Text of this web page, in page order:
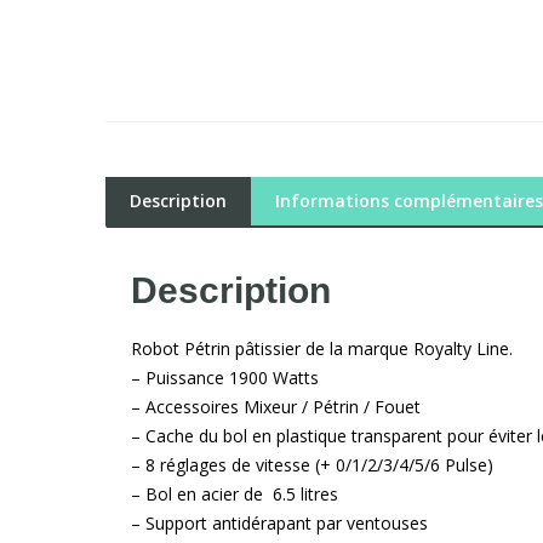
Description Informations complémentaires
Description
Robot Pétrin pâtissier de la marque Royalty Line.
– Puissance 1900 Watts
– Accessoires Mixeur / Pétrin / Fouet
– Cache du bol en plastique transparent pour éviter
– 8 réglages de vitesse (+ 0/1/2/3/4/5/6 Pulse)
– Bol en acier de 6.5 litres
– Support antidérapant par ventouses